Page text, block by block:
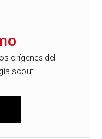
orígenes del
scout.